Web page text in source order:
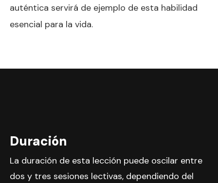
auténtica servirá de ejemplo de esta habilidad
esencial para la vida.
Duración
La duración de esta lección puede oscilar entre
dos y tres sesiones lectivas, dependiendo del